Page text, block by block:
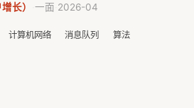
长） 一面 2026-04
计算机网络 消息队列 算法